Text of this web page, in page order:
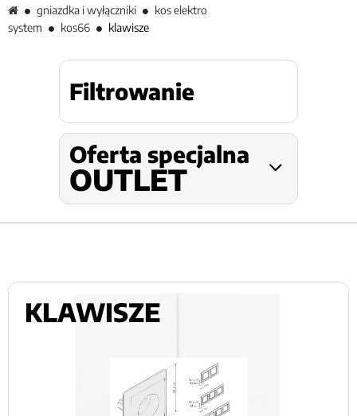
gniazdka i wyłączniki
kos elektro
system
kos66 klawisze
Filtrowanie
Oferta specjalna
OUTLET
KLAWISZE